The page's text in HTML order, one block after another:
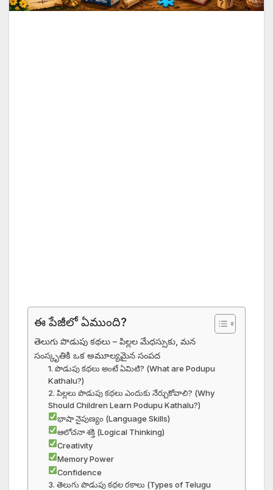
ఈ పేజీలో ఏముంది?
తెలుగు పొడుపు కథలు – పిల్లల మేధస్సుకు, మన
సంస్కృతికి ఒక అమూల్యమైన సంపద
1. పొడుపు కథలు అంటే ఏమిటి? (What are Podupu
Kathalu?)
2. పిల్లలు పొడుపు కథలు ఎందుకు నేర్చుకోవాలి? (Why
Should Children Learn Podupu Kathalu?)
భాషా నైపుణ్యం (Language Skills)
ఆలోచనా శక్తి (Logical Thinking)
Creativity
Memory Power
Confidence
3. తెలుగు పొడుపు కథల రకాలు (Types of Telugu